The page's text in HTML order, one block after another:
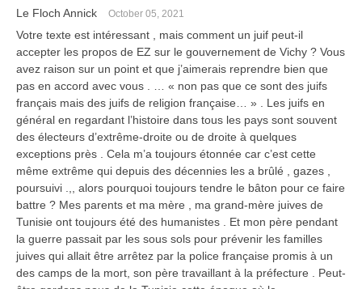
Le Floch Annick October 05, 2021
Votre texte est intéressant , mais comment un juif peut-il
accepter les propos de EZ sur le gouvernement de Vichy ? Vous
avez raison sur un point et que j’aimerais reprendre bien que
pas en accord avec vous . … « non pas que ce sont des juifs
français mais des juifs de religion française… » . Les juifs en
général en regardant l’histoire dans tous les pays sont souvent
des électeurs d’extrême-droite ou de droite à quelques
exceptions près . Cela m’a toujours étonnée car c’est cette
même extrême qui depuis des décennies les a brûlé , gazes ,
poursuivi .,, alors pourquoi toujours tendre le bâton pour ce faire
battre ? Mes parents et ma mère , ma grand-mère juives de
Tunisie ont toujours été des humanistes . Et mon père pendant
la guerre passait par les sous sols pour prévenir les familles
juives qui allait être arrêtez par la police française promis à un
des camps de la mort, son père travaillant à la préfecture . Peut-